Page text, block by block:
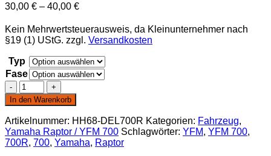
30,00 € – 40,00 €
Kein Mehrwertsteuerausweis, da Kleinunternehmer nach
§19 (1) UStG. zzgl. Versandkosten
Typ
Fase
SLS
/
AIS
Delete
Platte
Yamaha
Raptor
In den Warenkorb
Artikelnummer: HH68-DEL700R Kategorien: Fahrzeug,
Yamaha Raptor / YFM 700 Schlagwörter: YFM, YFM 700,
700R, 700, Yamaha, Raptor